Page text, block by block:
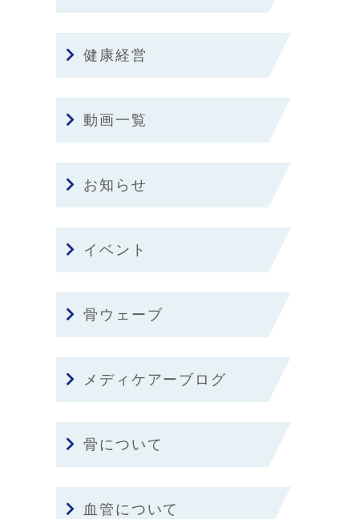
健康経営
動画一覧
お知らせ
イベント
骨ウェーブ
メディケアーブログ
骨について
血管について